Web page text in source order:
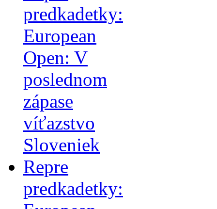
predkadetky:
European
Open: V
poslednom
zápase
víťazstvo
Sloveniek
Repre
predkadetky: